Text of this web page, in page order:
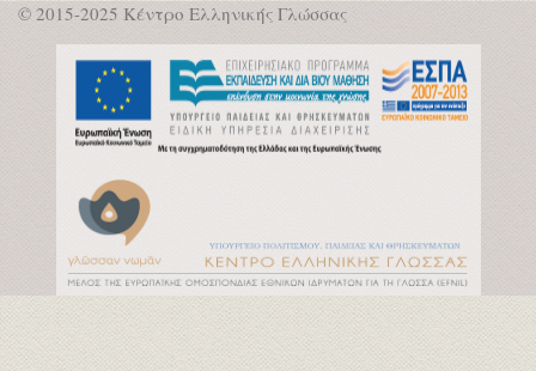
© 2015-2025 Κέντρο Ελληνικής Γλώσσας